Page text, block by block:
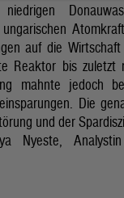
auf die Wirtschaft
Reaktor bis zuletzt
mahnte jedoch
Die
und der
Nyeste,